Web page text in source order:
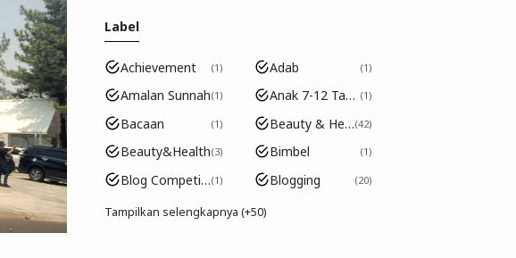
Label
Achievement 1 Adab 1
Amalan Sunnah 1 Anak 7-12 Tahun 1
Bacaan 1 Beauty & Health 42
Beauty&Health 3 Bimbel 1
Blog Competition 1 Blogging 20
Tampilkan selengkapnya (+50)